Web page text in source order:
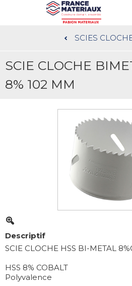
au
contenu
SCIES
SCIE CLOCHE
8% 102 MM
Descriptif
SCIE CLOCHE HSS BI-METAL
HSS 8% COBALT
Polyvalence